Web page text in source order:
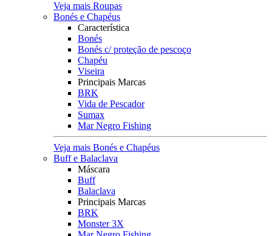
Veja mais Roupas
Bonés e Chapéus
Característica
Bonés
Bonés c/ proteção de pescoço
Chapéu
Viseira
Principais Marcas
BRK
Vida de Pescador
Sumax
Mar Negro Fishing
Veja mais Bonés e Chapéus
Buff e Balaclava
Máscara
Buff
Balaclava
Principais Marcas
BRK
Monster 3X